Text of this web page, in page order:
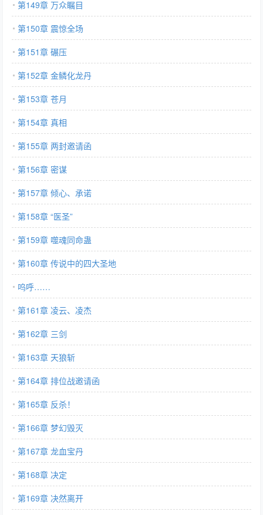
第149章 万众瞩目
第150章 震惊全场
第151章 碾压
第152章 金鳞化龙丹
第153章 苍月
第154章 真相
第155章 两封邀请函
第156章 密谋
第157章 倾心、承诺
第158章 “医圣”
第159章 噬魂同命蛊
第160章 传说中的四大圣地
呜呼……
第161章 凌云、凌杰
第162章 三剑
第163章 天狼斩
第164章 排位战邀请函
第165章 反杀！
第166章 梦幻毁灭
第167章 龙血宝丹
第168章 决定
第169章 决然离开